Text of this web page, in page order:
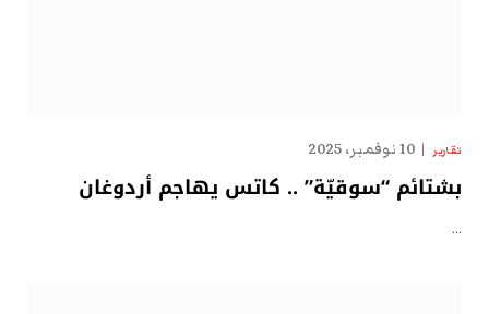
تقارير 10 نوفمبر، 2025
بشتائم “سوقيّة” .. كاتس يهاجم أردوغان
…